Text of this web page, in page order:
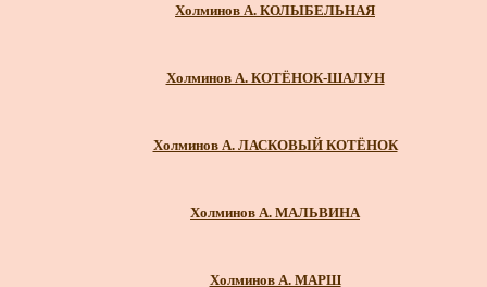
Холминов А. КОЛЫБЕЛЬНАЯ
Холминов А. КОТЁНОК-ШАЛУН
Холминов А. ЛАСКОВЫЙ КОТЁНОК
Холминов А. МАЛЬВИНА
Холминов А. МАРШ